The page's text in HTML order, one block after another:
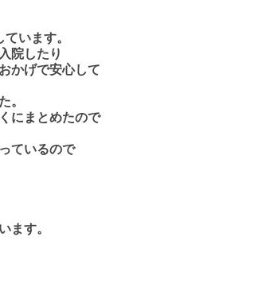
います。
院したり
かげで安心して
。
にまとめたので
ているので
ます。